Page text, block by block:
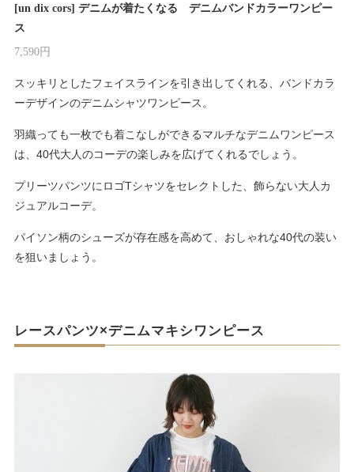
[un dix cors] デニムが着たくなる デニムバンドカラーワンピー
ス
7,590円
スッキリとしたフェイスラインを引き出してくれる、バンドカラ
ーデザインのデニムシャツワンピース。
羽織っても一枚でも着こなしができるマルチなデニムワンピース
は、40代大人のコーデの楽しみを広げてくれるでしょう。
プリーツパンツにロゴTシャツをセレクトした、飾らない大人カ
ジュアルコーデ。
パイソン柄のシューズが存在感を高めて、おしゃれな40代の装い
を狙いましょう。
レースパンツ×デニムマキシワンピース